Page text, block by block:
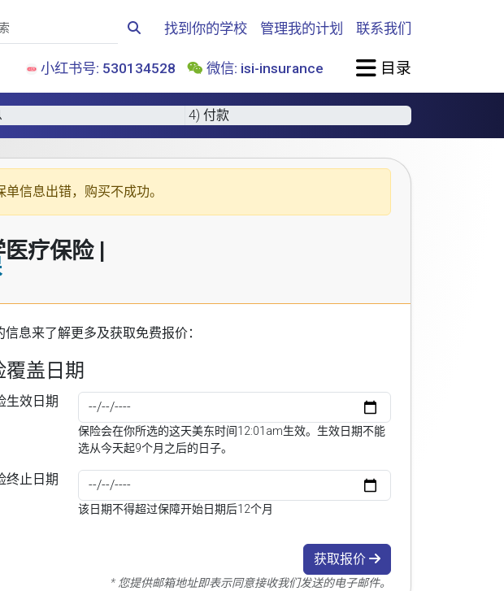
找到你的学校 管理我的计划 联系我们
小红书号: 530134528 微信: isi-insurance 目录
4) 付款
信息出错，购买不成功。
疗保险 |
息来了解更多及获取免费报价：
覆盖日期
生效日期
保险会在你所选的这天美东时间12:01am生效。生效日期不能
选从今天起9个月之后的日子。
终止日期
该日期不得超过保障开始日期后12个月
获取报价
* 您提供邮箱地址即表示同意接收我们发送的电子邮件。